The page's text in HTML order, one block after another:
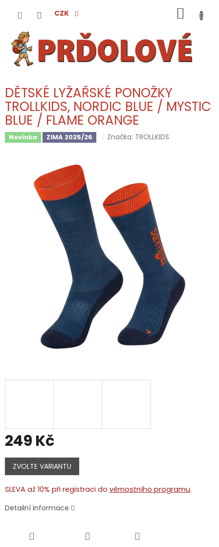
CZK
KOŠÍK
DĚTSKÉ LYŽAŘSKÉ PONOŽKY
TROLLKIDS, NORDIC BLUE / MYSTIC
BLUE / FLAME ORANGE
Novinka ZIMA 2025/26 Značka: TROLLKIDS
249 Kč
Měrná
cena:
ZVOLTE VARIANTU
SLEVA až 10% při registraci do věrnostního programu.
Detailní informace